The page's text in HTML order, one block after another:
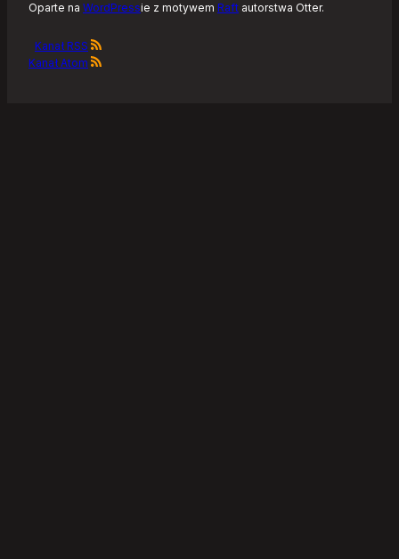
Oparte na WordPressie z motywem Raft autorstwa Otter.
Kanał RSS
Kanał Atom